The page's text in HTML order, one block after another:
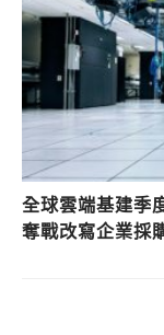
全球雲端基建
奪戰改寫企業採